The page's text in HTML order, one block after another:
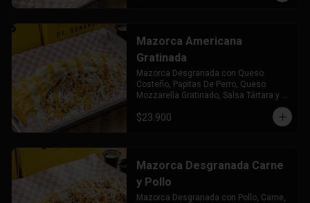
Mazorca Americana
Gratinada
Mazorca Desgranada con Queso
Costeño, Papitas De Perro, Queso
Mozzarella Gratinado, Salsa Tártara y
$23.900
Mazorca Desgranada Carne
y Pollo
Mazorca Desgranada con Pollo, Carne,